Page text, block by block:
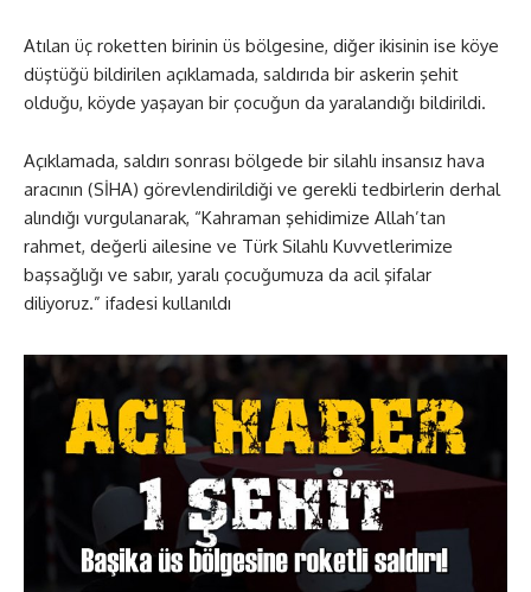
Atılan üç roketten birinin üs bölgesine, diğer ikisinin ise köye
düştüğü bildirilen açıklamada, saldırıda bir askerin şehit
olduğu, köyde yaşayan bir çocuğun da yaralandığı bildirildi.
Açıklamada, saldırı sonrası bölgede bir silahlı insansız hava
aracının (SİHA) görevlendirildiği ve gerekli tedbirlerin derhal
alındığı vurgulanarak, “Kahraman şehidimize Allah’tan
rahmet, değerli ailesine ve Türk Silahlı Kuvvetlerimize
başsağlığı ve sabır, yaralı çocuğumuza da acil şifalar
diliyoruz.” ifadesi kullanıldı